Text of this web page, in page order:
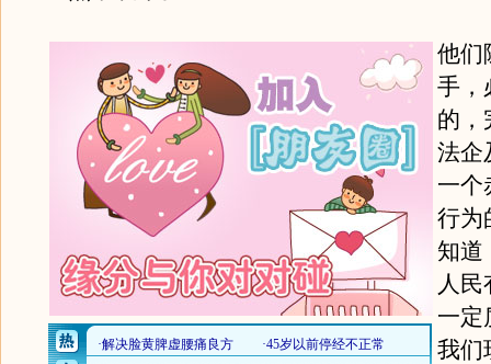
他们
手，
的，
法企
一个
行为
知道
人
一定
我们